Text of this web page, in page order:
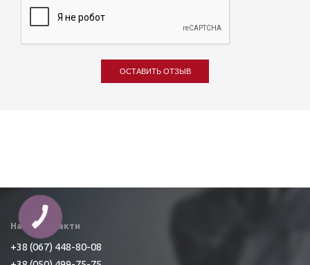
ОСТАВИТЬ ОТЗЫВ
Наші контакти
+38 (067) 448-80-08